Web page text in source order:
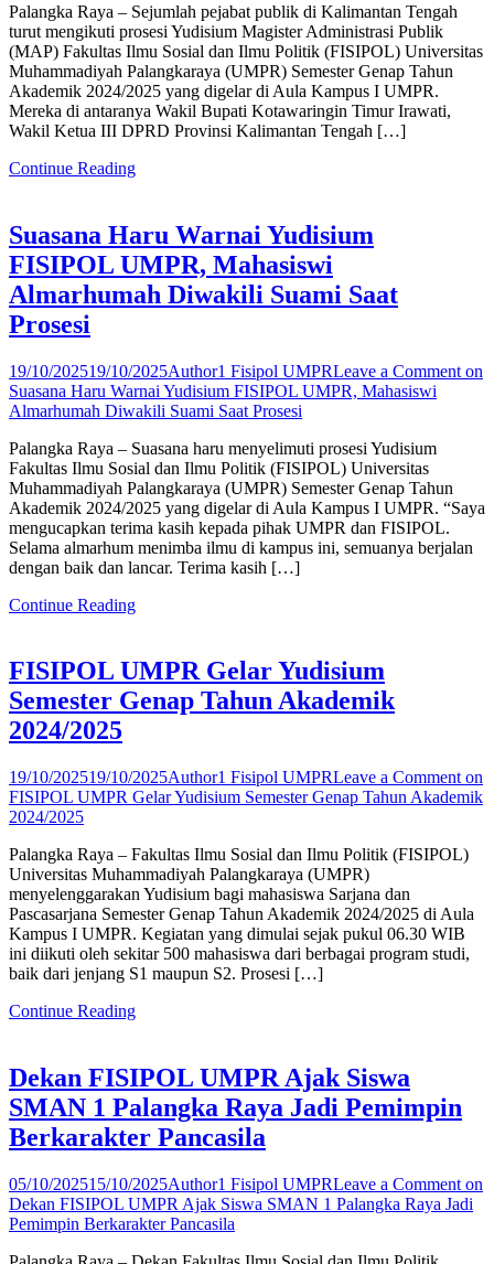
Palangka Raya – Sejumlah pejabat publik di Kalimantan Tengah
turut mengikuti prosesi Yudisium Magister Administrasi Publik
(MAP) Fakultas Ilmu Sosial dan Ilmu Politik (FISIPOL) Universitas
Muhammadiyah Palangkaraya (UMPR) Semester Genap Tahun
Akademik 2024/2025 yang digelar di Aula Kampus I UMPR.
Mereka di antaranya Wakil Bupati Kotawaringin Timur Irawati,
Wakil Ketua III DPRD Provinsi Kalimantan Tengah […]
Continue Reading
Suasana Haru Warnai Yudisium
FISIPOL UMPR, Mahasiswi
Almarhumah Diwakili Suami Saat
Prosesi
19/10/202519/10/2025Author1 Fisipol UMPRLeave a Comment on
Suasana Haru Warnai Yudisium FISIPOL UMPR, Mahasiswi
Almarhumah Diwakili Suami Saat Prosesi
Palangka Raya – Suasana haru menyelimuti prosesi Yudisium
Fakultas Ilmu Sosial dan Ilmu Politik (FISIPOL) Universitas
Muhammadiyah Palangkaraya (UMPR) Semester Genap Tahun
Akademik 2024/2025 yang digelar di Aula Kampus I UMPR. “Saya
mengucapkan terima kasih kepada pihak UMPR dan FISIPOL.
Selama almarhum menimba ilmu di kampus ini, semuanya berjalan
dengan baik dan lancar. Terima kasih […]
Continue Reading
FISIPOL UMPR Gelar Yudisium
Semester Genap Tahun Akademik
2024/2025
19/10/202519/10/2025Author1 Fisipol UMPRLeave a Comment on
FISIPOL UMPR Gelar Yudisium Semester Genap Tahun Akademik
2024/2025
Palangka Raya – Fakultas Ilmu Sosial dan Ilmu Politik (FISIPOL)
Universitas Muhammadiyah Palangkaraya (UMPR)
menyelenggarakan Yudisium bagi mahasiswa Sarjana dan
Pascasarjana Semester Genap Tahun Akademik 2024/2025 di Aula
Kampus I UMPR. Kegiatan yang dimulai sejak pukul 06.30 WIB
ini diikuti oleh sekitar 500 mahasiswa dari berbagai program studi,
baik dari jenjang S1 maupun S2. Prosesi […]
Continue Reading
Dekan FISIPOL UMPR Ajak Siswa
SMAN 1 Palangka Raya Jadi Pemimpin
Berkarakter Pancasila
05/10/202515/10/2025Author1 Fisipol UMPRLeave a Comment on
Dekan FISIPOL UMPR Ajak Siswa SMAN 1 Palangka Raya Jadi
Pemimpin Berkarakter Pancasila